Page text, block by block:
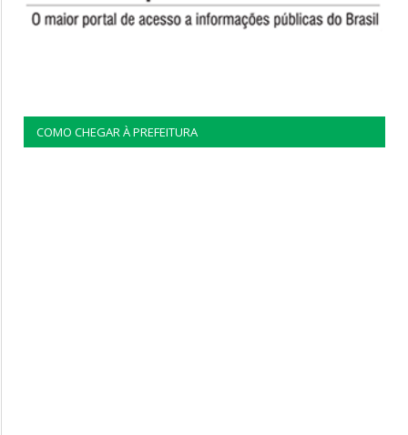
COMO CHEGAR À PREFEITURA